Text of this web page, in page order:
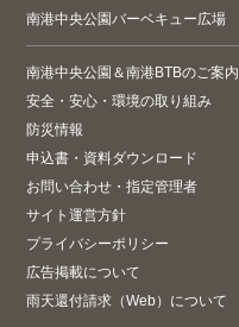
南港中央公園バーベキュー広場
南港中央公園＆南港BTBのご案内
安全・安心・環境の取り組み
防災情報
申込書・資料ダウンロード
お問い合わせ・指定管理者
サイト運営方針
プライバシーポリシー
広告掲載について
雨天還付請求（Web）について